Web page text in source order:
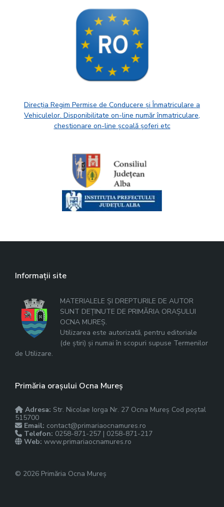
Direcția Regim Permise de Conducere și Înmatriculare a
Vehiculelor. Disponibilitate on-line număr înmatriculare,
chestionare on-line școală șoferi etc
Informații site
MATERIALELE ȘI DREPTURILE DE AUTOR
SUNT DEȚINUTE DE PRIMĂRIA ORAȘULUI
OCNA MUREȘ.
Utilizarea este autorizată, pentru editoriale
(de știri) și numai în scopuri supuse Termenilor
de Utilizare.
Primăria orașului Ocna Mureș
Adresa: Str. Nicolae Iorga Nr. 27 Ocna Mureș Cod poștal
515700
Email: contact@primariaocnamures.ro
Telefon: 0258-871-257 | 0258-871-217
Web: www.primariaocnamures.ro
© 2026 Primăria Ocna Mureș